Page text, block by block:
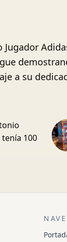
a su
100